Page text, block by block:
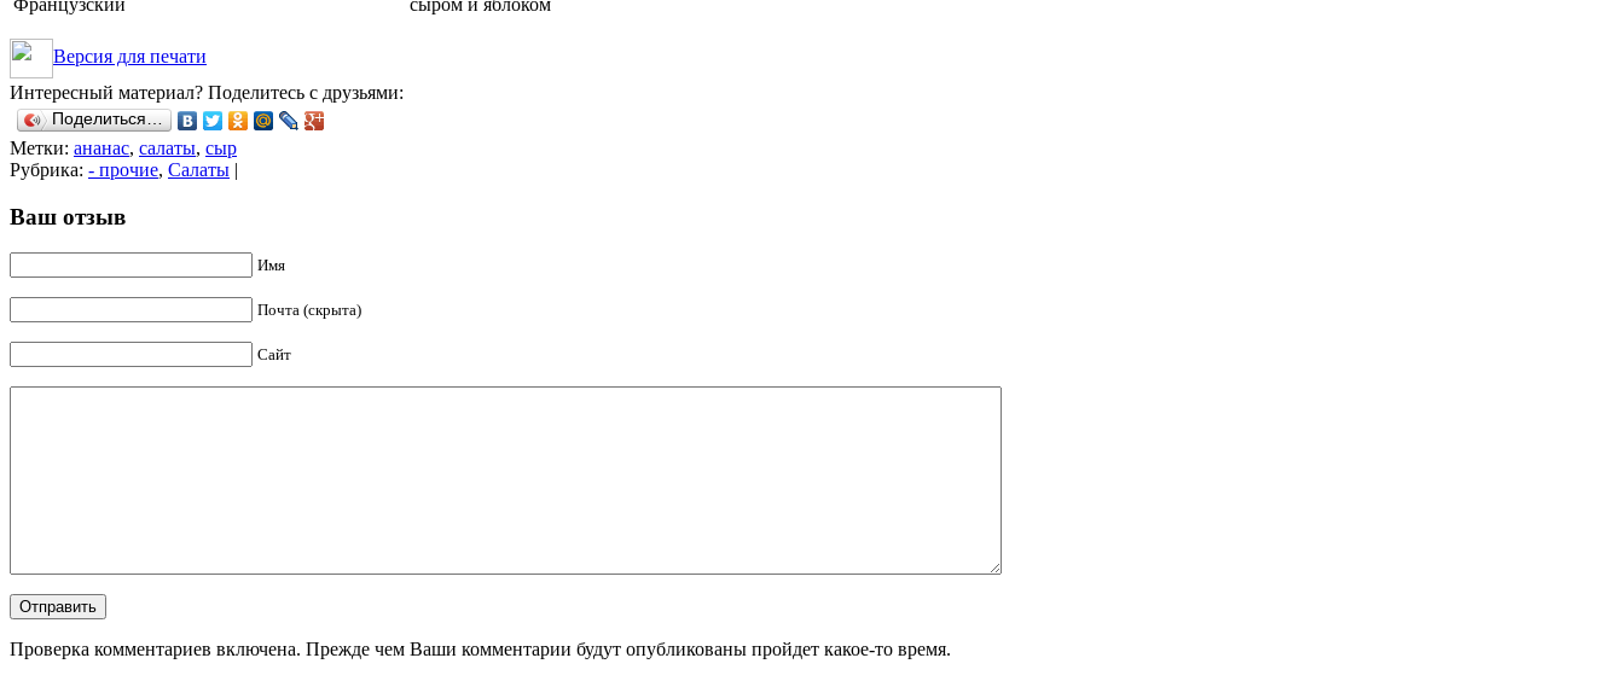
Версия для печати
Интересный материал? Поделитесь с друзьями:
Поделиться…
Метки: ананас, салаты, сыр
Рубрика: - прочие, Салаты |
Ваш отзыв
Имя
Почта (скрыта)
Сайт
Проверка комментариев включена. Прежде чем Ваши комментарии будут опубликованы пройдет какое-то время.